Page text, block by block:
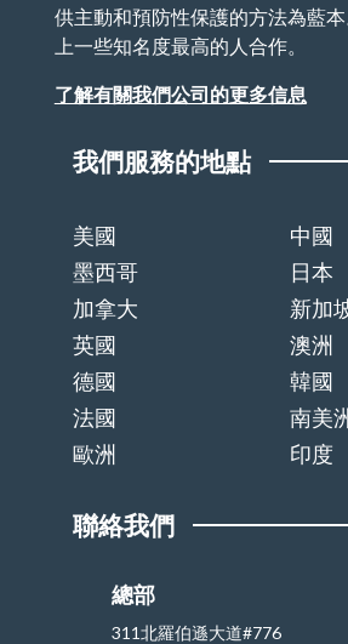
供主動和預防性保護的方法為藍
上一些知名度最高的人合作。
了解有關我們公司的更多信息
我們服務的地點
美國
中國
墨西哥
日本
加拿大
新加
英國
澳洲
德國
韓國
法國
南美
歐洲
印度
聯絡我們
總部
311北羅伯遜大道#776